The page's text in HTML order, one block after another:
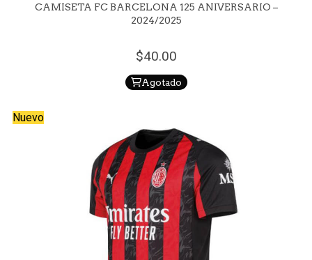
CAMISETA FC BARCELONA 125 ANIVERSARIO –
2024/2025
40.00
Agotado
Nuevo